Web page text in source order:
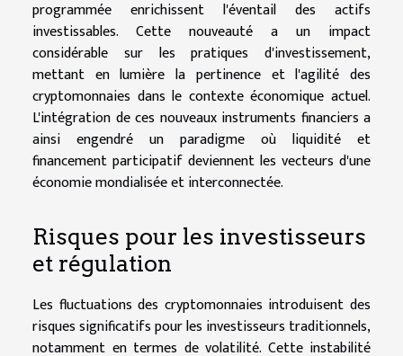
programmée enrichissent l'éventail des actifs
investissables. Cette nouveauté a un impact
considérable sur les pratiques d'investissement,
mettant en lumière la pertinence et l'agilité des
cryptomonnaies dans le contexte économique actuel.
L'intégration de ces nouveaux instruments financiers a
ainsi engendré un paradigme où liquidité et
financement participatif deviennent les vecteurs d'une
économie mondialisée et interconnectée.
Risques pour les investisseurs
et régulation
Les fluctuations des cryptomonnaies introduisent des
risques significatifs pour les investisseurs traditionnels,
notamment en termes de volatilité. Cette instabilité